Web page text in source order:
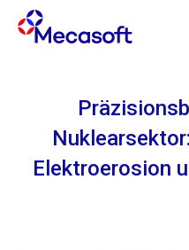
Elektroerosion